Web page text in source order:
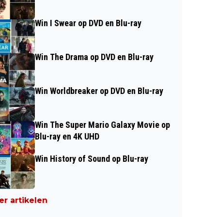
Win I Swear op DVD en Blu-ray
Win The Drama op DVD en Blu-ray
Win Worldbreaker op DVD en Blu-ray
Win The Super Mario Galaxy Movie op
Blu-ray en 4K UHD
Win History of Sound op Blu-ray
artikelen